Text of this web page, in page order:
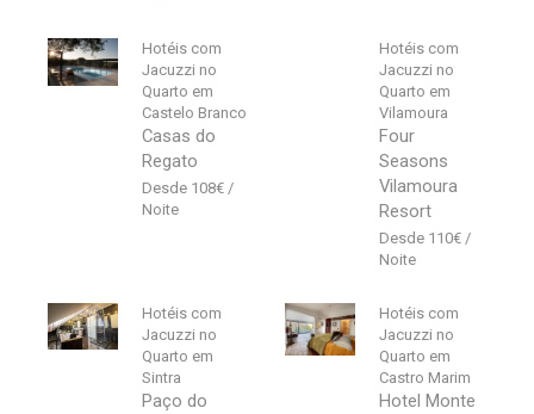
Hotéis com
Jacuzzi no
Quarto em
Castelo Branco
Casas do
Regato
108€
Hotéis com
Jacuzzi no
Quarto em
Vilamoura
Four
Seasons
Vilamoura
Resort
110€
Hotéis com
Jacuzzi no
Quarto em
Sintra
Paço do
Hotéis com
Jacuzzi no
Quarto em
Castro Marim
Hotel Monte